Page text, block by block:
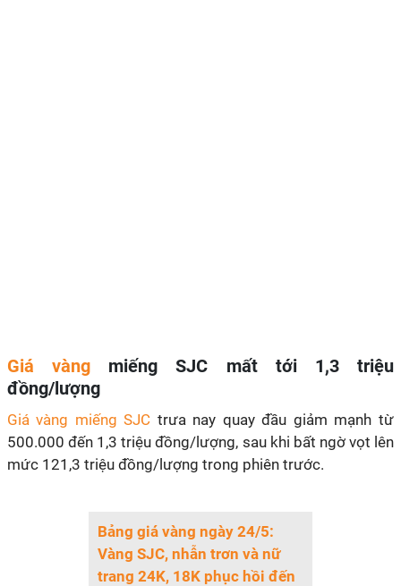
Giá vàng miếng SJC mất tới 1,3 triệu
đồng/lượng
Giá vàng miếng SJC trưa nay quay đầu giảm mạnh từ
500.000 đến 1,3 triệu đồng/lượng, sau khi bất ngờ vọt lên
mức 121,3 triệu đồng/lượng trong phiên trước.
Bảng giá vàng ngày 24/5:
Vàng SJC, nhẫn trơn và nữ
trang 24K, 18K phục hồi đến